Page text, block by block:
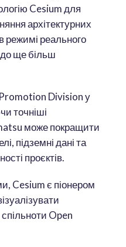
Cesium для
архітектурних
режимі реального
до ще більш
Division у
точніші
може покращити
підземні дані та
проєктів.
Cesium є піонером
Open